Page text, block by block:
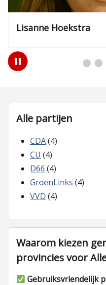
Lisanne Hoekstra
Play
/
Alle partijen
CDA(4)
CU (4)
D66 (4)
GroenLinks (4)
VVD (4)
Waarom kiezen
provincies voor
Gebruiksvriendelijk